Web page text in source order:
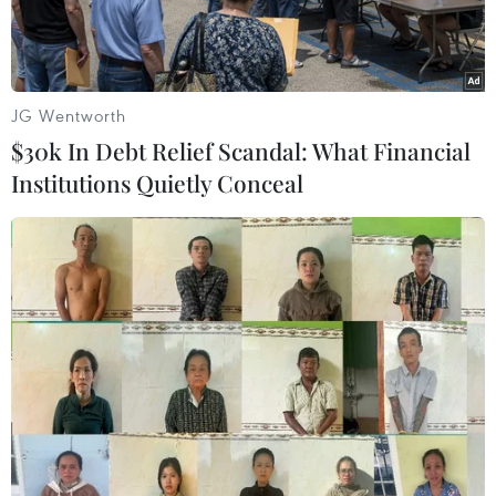
Chủ tịch WADA Craig Reedie. (Nguồn: Reuters)
Ông Craig Reedie, 75 tuổi, đã tái đắc cử chức
Chủ tịch Cơ quan phòng chống doping thế giới
(WADA) tại cuộc bỏ phiếu diễn ra ngày 20/11 ở
Glasgow, Scotland.
JG Wentworth
$30k In Debt Relief Scandal: What Financial
Institutions Quietly Conceal